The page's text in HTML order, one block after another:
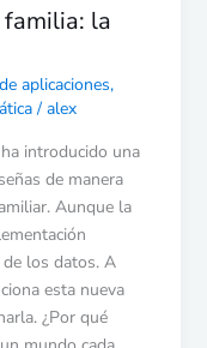
familia: la
aplicaciones,
/ alex
introducido una
de manera
Aunque la
los datos. A
esta nueva
¿Por qué